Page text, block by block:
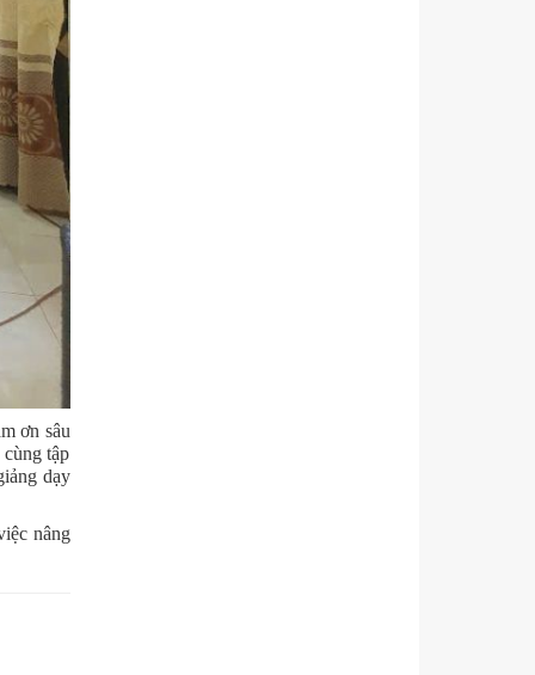
ơn sâu
tập
dạy
nâng